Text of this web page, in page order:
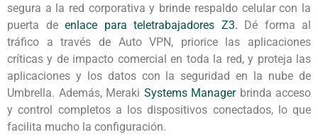
segura a la red corporativa y brinde respaldo celular con la
puerta de enlace para teletrabajadores Z3. Dé forma al
tráfico a través de Auto VPN, priorice las aplicaciones
críticas y de impacto comercial en toda la red, y proteja las
aplicaciones y los datos con la seguridad en la nube de
Umbrella. Además, Meraki Systems Managerbrinda acceso
y control completos a los dispositivos conectados, lo que
facilita mucho la configuración.